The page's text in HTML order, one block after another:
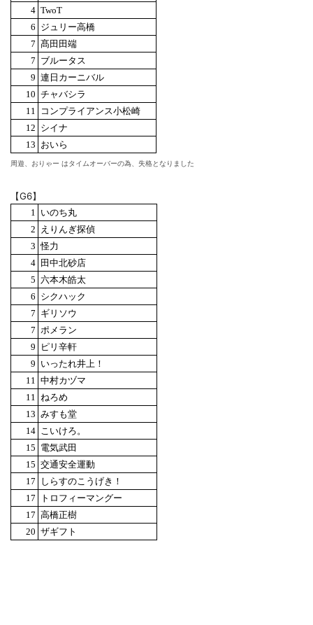
4 TwoT
6 ジュリー高橋
7 髙田田端
7 ブルータス
9 連日カーニバル
10 チャバシラ
11
コンプライアンス小松崎
12 シイナ
13 おいら
周遊、おりゃー はタイムオーバーの為、失格となりました
【G6】
1 いのち丸
2
えりんぎ探偵
3 怪力
4 田中北砂店
5 六本木皓太
6 シクハック
7 ギリソウ
7 ポメラン
9
ピリ辛軒
9 いったれ井上！
11 中村カヅマ
11 ねろめ
13 みすも堂
14 こいけろ。
15 電気武田
15 交通安全運動
17
しらすのこうげき！
17
トロフィーマングー
17 高橋正樹
20 ザギフト